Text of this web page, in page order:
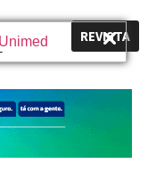
REVISTA